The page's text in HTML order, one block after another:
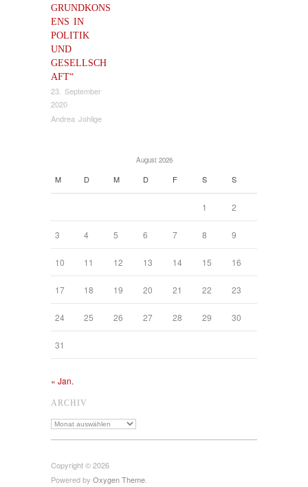
GRUNDKONS
ENS IN
POLITIK
UND
GESELLSCH
AFT“
23. September
2020
Andrea Johlige
August 2026
M D M D F S S
1 2
3 4 5 6 7 8 9
10 11 12 13 14 15 16
17 18 19 20 21 22 23
24 25 26 27 28 29 30
31
« Jan.
ARCHIV
Archiv
Copyright © 2026
Powered by Oxygen Theme.